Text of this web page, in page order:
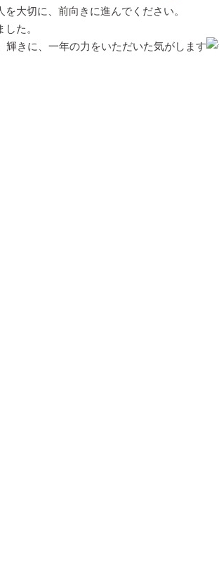
大切に、前向きに進んでください。
た。
輝きに、一年の力をいただいた気がします